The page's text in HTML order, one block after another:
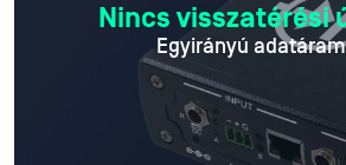
Nincs visszatérési
Egyirányú